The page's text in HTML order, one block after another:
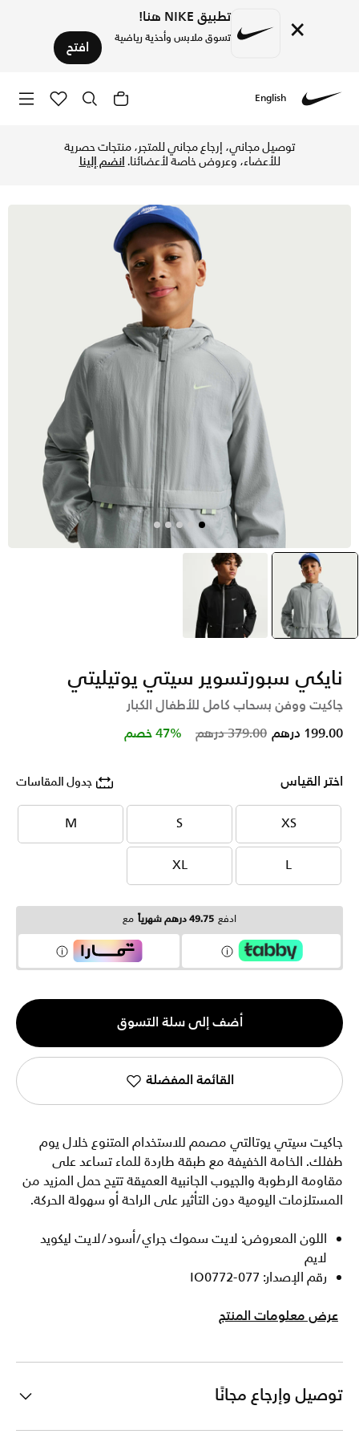
× تطبيق NIKE هنا!
تسوق ملابس وأحذية رياضية افتح
English
توصيل مجاني، إرجاع مجاني للمتجر، منتجات حصرية
للأعضاء، وعروض خاصة لأعضائنا.انضم إلينا
selected
رمادي أسود
نايكي سبورتسوير سيتي يوتيليتي
جاكيت ووفن بسحاب كامل للأطفال الكبار
Price reduced from
379.00 درهم to 199.00 درهم 47% خصم
اختر القياس جدول المقاسات
XS
XS
S
S
M
M
L
L
XL
XL
ادفع 49.75 درهم شهرياً مع
الكمية
1
أضف إلى سلة التسوق
القائمة المفضلة
جاكيت سيتي يوتالتي مصمم للاستخدام المتنوع خلال يوم
طفلك. الخامة الخفيفة مع طبقة طاردة للماء تساعد على
مقاومة الرطوبة والجيوب الجانبية العميقة تتيح حمل المزيد من
المستلزمات اليومية دون التأثير على الراحة أو سهولة الحركة.
اللون المعروض: لايت سموك جراي/أسود/لايت ليكويد
لايم
رقم الإصدار: IO0772-077
عرض معلومات المنتج
توصيل وإرجاع مجانًا